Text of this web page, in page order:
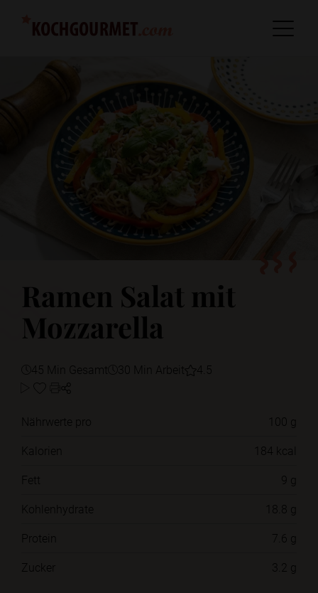
Ramen Salat mit
Mozzarella
45 Min Gesamt 30 Min Arbeit 4.5
Nährwerte pro
100 g
Kalorien
184 kcal
Fett
9 g
Kohlenhydrate
18.8 g
Protein
7.6 g
Zucker
3.2 g